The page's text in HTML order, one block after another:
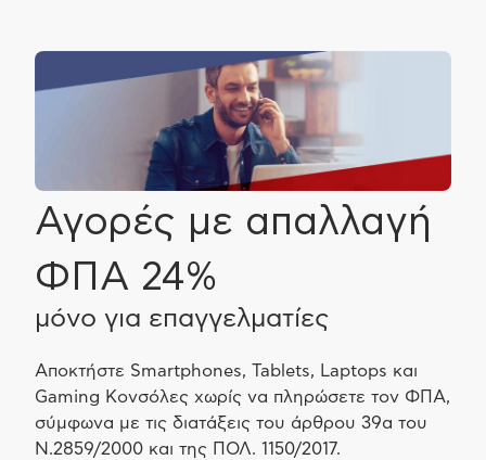
Αγορές με απαλλαγή
ΦΠΑ 24%
μόνο για επαγγελματίες
Αποκτήστε Smartphones, Tablets, Laptops και
Gaming Κονσόλες χωρίς να πληρώσετε τον ΦΠΑ,
σύμφωνα με τις διατάξεις του άρθρου 39α του
Ν.2859/2000 και της ΠΟΛ. 1150/2017.